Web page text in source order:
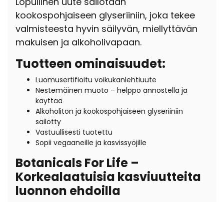
kookospohjaiseen glyseriiniin, joka tekee
valmisteesta hyvin säilyvän, miellyttävän
makuisen ja alkoholivapaan.
Tuotteen ominaisuudet:
Luomusertifioitu voikukanlehtiuute
Nestemäinen muoto – helppo annostella ja
käyttää
Alkoholiton ja kookospohjaiseen glyseriiniin
säilötty
Vastuullisesti tuotettu
Sopii vegaaneille ja kasvissyöjille
Botanicals For Life –
Korkealaatuisia kasviuutteita
luonnon ehdoilla